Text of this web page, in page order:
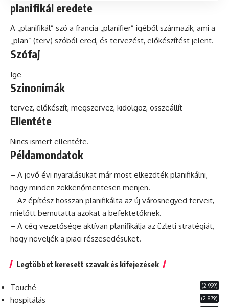
planifikál eredete
A „planifikál” szó a francia „planifier” igéből származik, ami a
„plan” (terv) szóból ered, és tervezést, előkészítést jelent.
Szófaj
Ige
Szinonimák
tervez, előkészít, megszervez, kidolgoz, összeállít
Ellentéte
Nincs ismert ellentéte.
Példamondatok
– A jövő évi nyaralásukat már most elkezdték planifikálni,
hogy minden zökkenőmentesen menjen.
– Az építész hosszan planifikálta az új városnegyed terveit,
mielőtt bemutatta azokat a befektetőknek.
– A cég vezetősége aktívan planifikálja az üzleti stratégiát,
hogy növeljék a piaci részesedésüket.
Legtöbbet keresett szavak és kifejezések
Touché (2 999)
hospitálás (2 879)